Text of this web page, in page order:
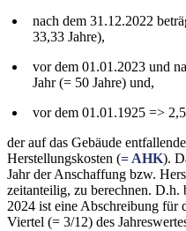
nach dem 31.12.2022
33,33 Jahre),
vor dem 01.01.2023 und
Jahr (= 50 Jahre) und,
vor dem 01.01.1925 =>
der auf das Gebäude
Herstellungskosten (= AHK).
Jahr der Anschaffung bzw.
zeitanteilig, zu berechnen.
2024 ist eine Abschreibung für
Viertel (= 3/12) des